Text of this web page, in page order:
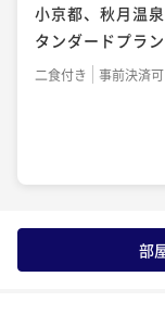
小京都、秋月温
タンダードプラ
二食付き 事前決済可
部